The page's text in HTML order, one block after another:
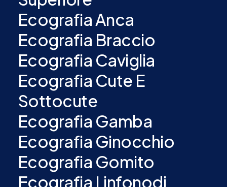
Ecografia Anca
Ecografia Braccio
Ecografia Caviglia
Ecografia Cute E
Sottocute
Ecografia Gamba
Ecografia Ginocchio
Ecografia Gomito
Ecografia Linfonodi